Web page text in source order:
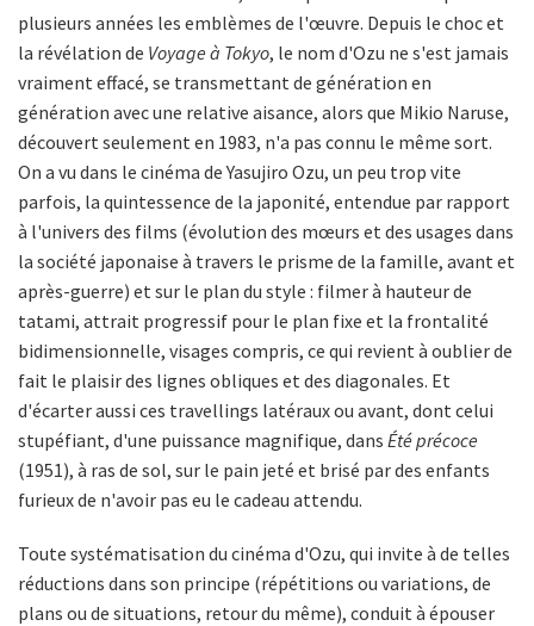
plusieurs années les emblèmes de l'œuvre. Depuis le choc et
la révélation de Voyage à Tokyo, le nom d'Ozu ne s'est jamais
vraiment effacé, se transmettant de génération en
génération avec une relative aisance, alors que Mikio Naruse,
découvert seulement en 1983, n'a pas connu le même sort.
On a vu dans le cinéma de Yasujiro Ozu, un peu trop vite
parfois, la quintessence de la japonité, entendue par rapport
à l'univers des films (évolution des mœurs et des usages dans
la société japonaise à travers le prisme de la famille, avant et
après-guerre) et sur le plan du style : filmer à hauteur de
tatami, attrait progressif pour le plan fixe et la frontalité
bidimensionnelle, visages compris, ce qui revient à oublier de
fait le plaisir des lignes obliques et des diagonales. Et
d'écarter aussi ces travellings latéraux ou avant, dont celui
stupéfiant, d'une puissance magnifique, dans Été précoce
(1951), à ras de sol, sur le pain jeté et brisé par des enfants
furieux de n'avoir pas eu le cadeau attendu.
Toute systématisation du cinéma d'Ozu, qui invite à de telles
réductions dans son principe (répétitions ou variations, de
plans ou de situations, retour du même), conduit à épouser